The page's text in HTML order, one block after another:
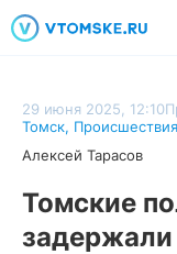
29 июня 2025, 12:10
Томск, Происшествия
Алексей Тарасов
Томские